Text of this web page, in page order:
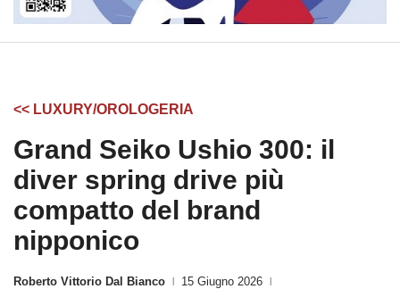
<< LUXURY/OROLOGERIA
Grand Seiko Ushio 300: il
diver spring drive più
compatto del brand
nipponico
Roberto Vittorio Dal Bianco 15 Giugno 2026